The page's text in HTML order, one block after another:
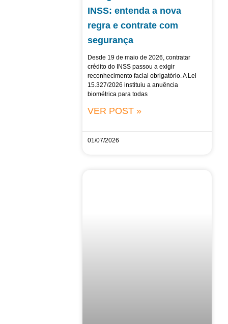
INSS: entenda a nova
regra e contrate com
segurança
Desde 19 de maio de 2026, contratar
crédito do INSS passou a exigir
reconhecimento facial obrigatório. A Lei
15.327/2026 instituiu a anuência
biométrica para todas
VER POST »
01/07/2026